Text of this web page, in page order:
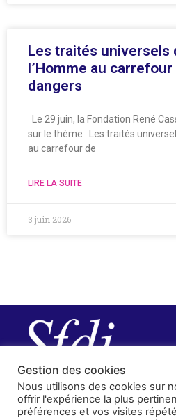
Les traités universels
l’Homme au
dangers
Le 29 juin, la Fondation René
sur le thème : Les traités
au carrefour de
LIRE LA SUITE
3 juin 2026
Gestion des cookies
Nous utilisons des cookies sur
offrir l'expérience la plus
préférences et vos visites